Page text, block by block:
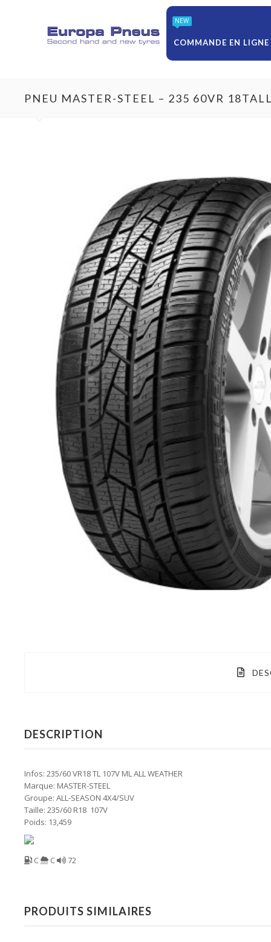
NEW
COMMANDE EN LIGNE
PNEU MASTER-STEEL – 235 60VR
DESCRIPTION
Infos: 235/60 VR18 TL 107V ML ALL WEATHER
Marque: MASTER-STEEL
Groupe: ALL-SEASON 4X4/SUV
Taille: 235/60 R18 107V
Poids: 13,459
C C 72
PRODUITS SIMILAIRES